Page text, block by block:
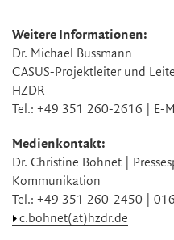
Weitere Informationen:
Dr. Michael Bussmann
CASUS-Projektleiter und
HZDR
Tel.: +49 351 260-2616 | E-
Medienkontakt:
Dr. Christine Bohnet |
Kommunikation
Tel.: +49 351 260-2450 |
c.bohnet(at)hzdr.de